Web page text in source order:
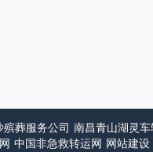
殡葬服务公司 南昌青山湖灵车
中国非急救转运网 网站建设